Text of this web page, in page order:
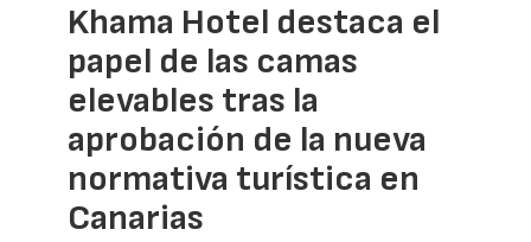
Khama Hotel destaca el
papel de las camas
elevables tras la
aprobación de la nueva
normativa turística en
Canarias